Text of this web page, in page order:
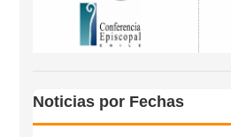
Noticias por Fechas